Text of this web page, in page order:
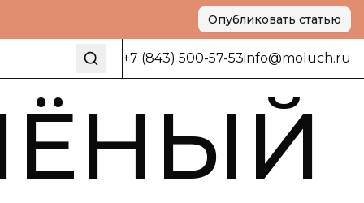
Опубликовать статью
+7 (843) 500-57-53info@moluch.ru